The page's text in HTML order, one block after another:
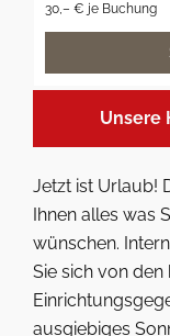
30,– € je Buchung
Jetzt ist Urlaub!
Ihnen alles was
wünschen.
Sie sich von den
ausgiebiges